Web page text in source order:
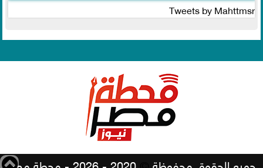
Tweets by Mahttmsr
جميع الحقوق محفوظة 2020 - 2026 - محطة مصر